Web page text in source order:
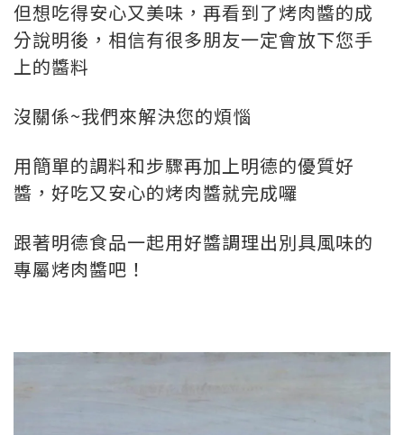
但想吃得安心又美味，再看到了烤肉醬的成
分說明後，相信有很多朋友一定會放下您手
上的醬料
沒關係~我們來解決您的煩惱
用簡單的調料和步驟再加上明德的優質好
醬，好吃又安心的烤肉醬就完成囉
跟著明德食品一起用好醬調理出別具風味的
專屬烤肉醬吧！